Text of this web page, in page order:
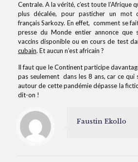
Centrale. A la vérité, c’est toute l’Afrique
plus décalée, pour pasticher un mot
français Sarkozy. En effet, comment se
presse du Monde entier annonce que
vaccins disponible ou en cours de test
cubain. Et aucun n’est africain ?
Il faut que le Continent participe
pas seulement dans les 8 ans, car ce qui
autour de cette pandémie dépasse la
dit-on !
Faustin Ekollo